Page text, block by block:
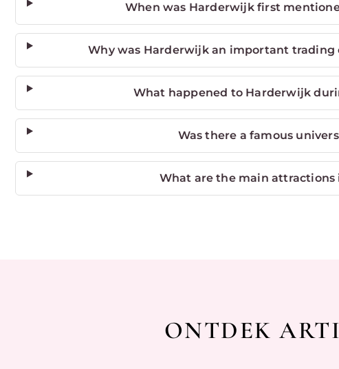
When was Harderwijk first
Why was Harderwijk an important
What happened to Harderwijk
Was there a famous
What are the main
ONTDEK